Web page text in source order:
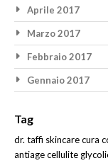
Aprile 2017
Marzo 2017
Febbraio 2017
Gennaio 2017
Tag
dr. taffi skincarecura
antiagecellulite